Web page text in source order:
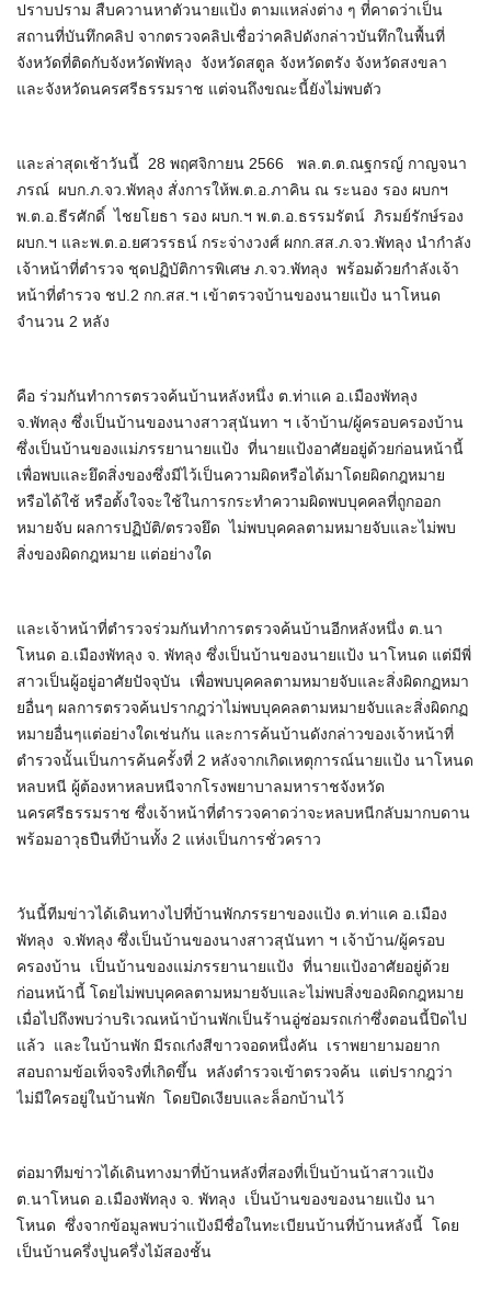
ปราบปราม สืบควานหาตัวนายแป้ง ตามแหล่งต่าง ๆ ที่คาดว่าเป็น
สถานที่บันทึกคลิป จากตรวจคลิปเชื่อว่าคลิปดังกล่าวบันทึกในพื้นที่
จังหวัดที่ติดกับจังหวัดพัทลุง จังหวัดสตูล จังหวัดตรัง จังหวัดสงขลา
และจังหวัดนครศรีธรรมราช แต่จนถึงขณะนี้ยังไม่พบตัว
และล่าสุดเช้าวันนี้ 28 พฤศจิกายน 2566 พล.ต.ต.ณฐกรญ์ กาญจนา
ภรณ์ ผบก.ภ.จว.พัทลุง สั่งการให้พ.ต.อ.ภาคิน ณ ระนอง รอง ผบกฯ
พ.ต.อ.ธีรศักดิ์ ไชยโยธา รอง ผบก.ฯ พ.ต.อ.ธรรมรัตน์ ภิรมย์รักษ์รอง
ผบก.ฯ และพ.ต.อ.ยศวรรธน์ กระจ่างวงศ์ ผกก.สส.ภ.จว.พัทลุง นำกำลัง
เจ้าหน้าที่ตำรวจ ชุดปฏิบัติการพิเศษ ภ.จว.พัทลุง พร้อมด้วยกำลังเจ้า
หน้าที่ตำรวจ ชป.2 กก.สส.ฯ เข้าตรวจบ้านของนายแป้ง นาโหนด
จำนวน 2 หลัง
คือ ร่วมกันทำการตรวจค้นบ้านหลังหนึ่ง ต.ท่าแค อ.เมืองพัทลุง
จ.พัทลุง ซึ่งเป็นบ้านของนางสาวสุนันทา ฯ เจ้าบ้าน/ผู้ครอบครองบ้าน
ซึ่งเป็นบ้านของแม่ภรรยานายแป้ง ที่นายแป้งอาศัยอยู่ด้วยก่อนหน้านี้
เพื่อพบและยึดสิ่งของซึ่งมีไว้เป็นความผิดหรือได้มาโดยผิดกฎหมาย
หรือได้ใช้ หรือตั้งใจจะใช้ในการกระทำความผิดพบบุคคลที่ถูกออก
หมายจับ ผลการปฏิบัติ/ตรวจยึด ไม่พบบุคคลตามหมายจับและไม่พบ
สิ่งของผิดกฎหมาย แต่อย่างใด
และเจ้าหน้าที่ตำรวจร่วมกันทำการตรวจค้นบ้านอีกหลังหนึ่ง ต.นา
โหนด อ.เมืองพัทลุง จ. พัทลุง ซึ่งเป็นบ้านของนายแป้ง นาโหนด แต่มีพี่
สาวเป็นผู้อยู่อาศัยปัจจุบัน เพื่อพบบุคคลตามหมายจับและสิ่งผิดกฏหมา
ยอื่นๆ ผลการตรวจค้นปรากฎว่าไม่พบบุคคลตามหมายจับและสิ่งผิดกฏ
หมายอื่นๆแต่อย่างใดเช่นกัน และการค้นบ้านดังกล่าวของเจ้าหน้าที่
ตำรวจนั้นเป็นการค้นครั้งที่ 2 หลังจากเกิดเหตุการณ์นายแป้ง นาโหนด
หลบหนี ผู้ต้องหาหลบหนีจากโรงพยาบาลมหาราชจังหวัด
นครศรีธรรมราช ซึ่งเจ้าหน้าที่ตำรวจคาดว่าจะหลบหนีกลับมากบดาน
พร้อมอาวุธปืนที่บ้านทั้ง 2 แห่งเป็นการชั่วคราว
วันนี้ทีมข่าวได้เดินทางไปที่บ้านพักภรรยาของแป้ง ต.ท่าแค อ.เมือง
พัทลุง จ.พัทลุง ซึ่งเป็นบ้านของนางสาวสุนันทา ฯ เจ้าบ้าน/ผู้ครอบ
ครองบ้าน เป็นบ้านของแม่ภรรยานายแป้ง ที่นายแป้งอาศัยอยู่ด้วย
ก่อนหน้านี้ โดยไม่พบบุคคลตามหมายจับและไม่พบสิ่งของผิดกฎหมาย
เมื่อไปถึงพบว่าบริเวณหน้าบ้านพักเป็นร้านอู่ซ่อมรถเก่าซึ่งตอนนี้ปิดไป
แล้ว และในบ้านพัก มีรถเก๋งสีขาวจอดหนึ่งคัน เราพยายามอยาก
สอบถามข้อเท็จจริงที่เกิดขึ้น หลังตำรวจเข้าตรวจค้น แต่ปรากฎว่า
ไม่มีใครอยู่ในบ้านพัก โดยปิดเงียบและล็อกบ้านไว้
ต่อมาทีมข่าวได้เดินทางมาที่บ้านหลังที่สองที่เป็นบ้านน้าสาวแป้ง
ต.นาโหนด อ.เมืองพัทลุง จ. พัทลุง เป็นบ้านของของนายแป้ง นา
โหนด ซึ่งจากข้อมูลพบว่าแป้งมีชื่อในทะเบียนบ้านที่บ้านหลังนี้ โดย
เป็นบ้านครึ่งปูนครึ่งไม้สองชั้น